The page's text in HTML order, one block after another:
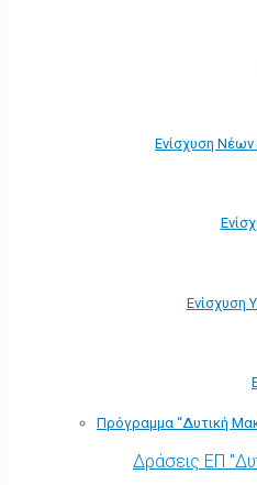
Ενίσχυση
Ενίσχυση
Πρόγραμμα “Δυτική
Δράσεις ΕΠ